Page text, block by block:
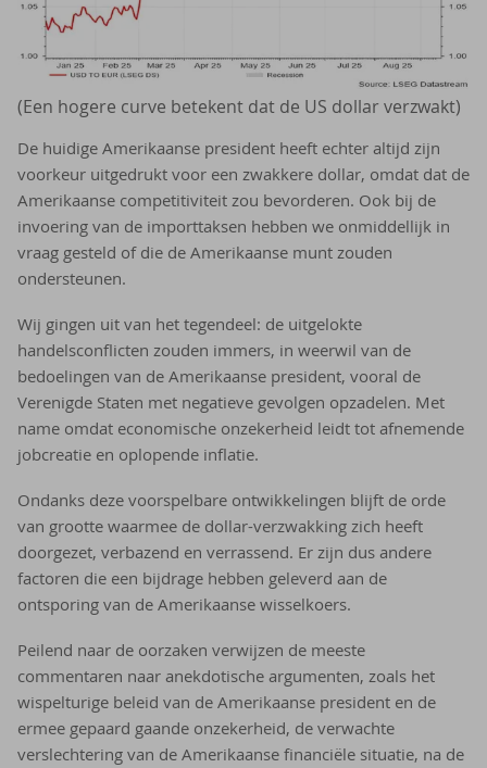
(Een hogere curve betekent dat de US dollar verzwakt)
De huidige Amerikaanse president heeft echter altijd zijn
voorkeur uitgedrukt voor een zwakkere dollar, omdat dat de
Amerikaanse competitiviteit zou bevorderen. Ook bij de
invoering van de importtaksen hebben we onmiddellijk in
vraag gesteld of die de Amerikaanse munt zouden
ondersteunen.
Wij gingen uit van het tegendeel: de uitgelokte
handelsconflicten zouden immers, in weerwil van de
bedoelingen van de Amerikaanse president, vooral de
Verenigde Staten met negatieve gevolgen opzadelen. Met
name omdat economische onzekerheid leidt tot afnemende
jobcreatie en oplopende inflatie.
Ondanks deze voorspelbare ontwikkelingen blijft de orde
van grootte waarmee de dollar-verzwakking zich heeft
doorgezet, verbazend en verrassend. Er zijn dus andere
factoren die een bijdrage hebben geleverd aan de
ontsporing van de Amerikaanse wisselkoers.
Peilend naar de oorzaken verwijzen de meeste
commentaren naar anekdotische argumenten, zoals het
wispelturige beleid van de Amerikaanse president en de
ermee gepaard gaande onzekerheid, de verwachte
verslechtering van de Amerikaanse financiële situatie, na de